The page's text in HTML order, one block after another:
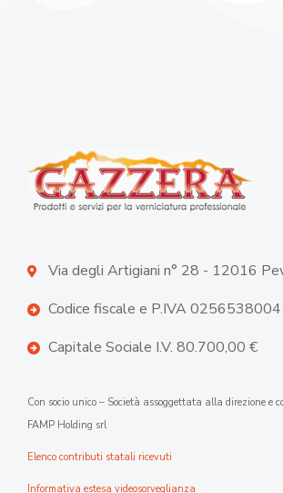
Via degli Artigiani n° 28 - 12016
Codice fiscale e P.IVA
Capitale Sociale I.V. 80.700,00 €
Con socio unico – Società assoggettata alla direzione e
FAMP Holding srl
Elenco contributi statali ricevuti
Informativa estesa videosorveglianza